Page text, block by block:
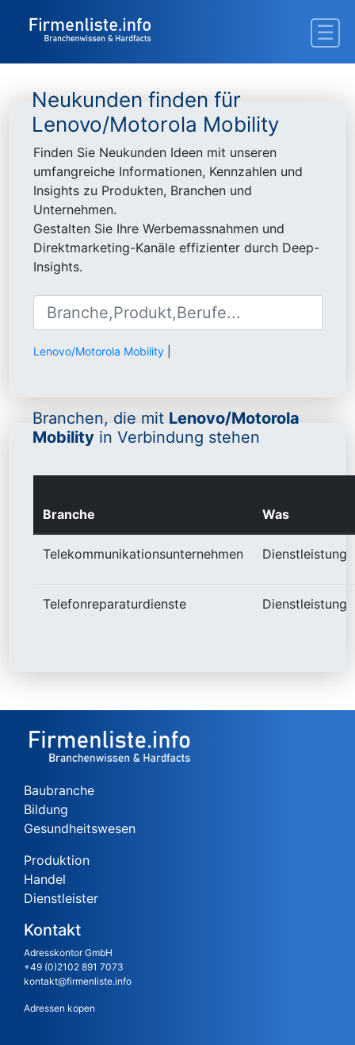
Neukunden finden für
Lenovo/Motorola Mobility
Finden Sie Neukunden Ideen mit unseren
umfangreiche Informationen, Kennzahlen und
Insights zu Produkten, Branchen und
Unternehmen.
Gestalten Sie Ihre Werbemassnahmen und
Direktmarketing-Kanäle effizienter durch Deep-
Insights.
Lenovo/Motorola Mobility
Branchen, die mit Lenovo/Motorola
Mobility in Verbindung stehen
Branche Was
Telekommunikationsunternehmen Dienstleistung
Telefonreparaturdienste Dienstleistung
Baubranche
Bildung
Gesundheitswesen
Produktion
Handel
Dienstleister
Kontakt
Adresskontor GmbH
+49 (0)2102 891 7073
kontakt@firmenliste.info
Adressen kopen